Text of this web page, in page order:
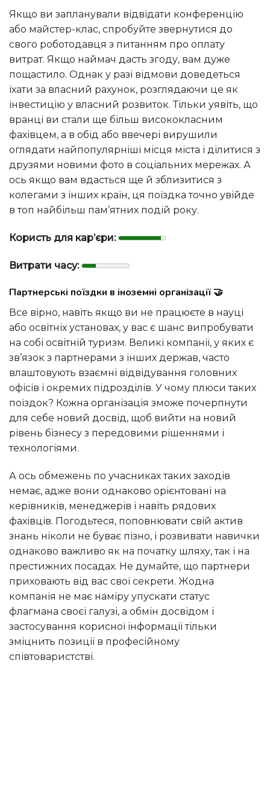
Якщо ви запланували відвідати конференцію
або майстер-клас, спробуйте звернутися до
свого роботодавця з питанням про оплату
витрат. Якщо наймач дасть згоду, вам дуже
пощастило. Однак у разі відмови доведеться
їхати за власний рахунок, розглядаючи це як
інвестицію у власний розвиток. Тільки уявіть, що
вранці ви стали ще більш висококласним
фахівцем, а в обід або ввечері вирушили
оглядати найпопулярніші місця міста і ділитися з
друзями новими фото в соціальних мережах. А
ось якщо вам вдасться ще й зблизитися з
колегами з інших країн, ця поїздка точно увійде
в топ найбільш пам’ятних подій року.
Користь для кар’єри:
Витрати часу:
Партнерські поїздки в іноземні організації 🤝
Все вірно, навіть якщо ви не працюєте в науці
або освітніх установах, у вас є шанс випробувати
на собі освітній туризм. Великі компанії, у яких є
зв’язок з партнерами з інших держав, часто
влаштовують взаємні відвідування головних
офісів і окремих підрозділів. У чому плюси таких
поїздок? Кожна організація зможе почерпнути
для себе новий досвід, щоб вийти на новий
рівень бізнесу з передовими рішеннями і
технологіями.
А ось обмежень по учасниках таких заходів
немає, адже вони однаково орієнтовані на
керівників, менеджерів і навіть рядових
фахівців. Погодьтеся, поповнювати свій актив
знань ніколи не буває пізно, і розвивати навички
однаково важливо як на початку шляху, так і на
престижних посадах. Не думайте, що партнери
приховають від вас свої секрети. Жодна
компанія не має наміру упускати статус
флагмана своєї галузі, а обмін досвідом і
застосування корисної інформації тільки
зміцнить позиції в професійному
співтоваристстві.